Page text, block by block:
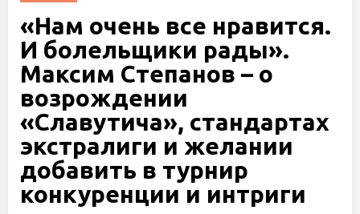
«Нам очень все нравится.
И болельщики рады».
Максим Степанов – о
возрождении
«Славутича», стандартах
экстралиги и желании
добавить в турнир
конкуренции и интриги